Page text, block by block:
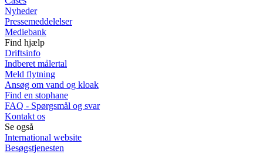
Nyheder
Pressemeddelelser
Mediebank
Find hjælp
Driftsinfo
Indberet målertal
Meld flytning
Ansøg om vand og kloak
Find en stophane
FAQ - Spørgsmål og svar
Kontakt os
Se også
International website
Besøgstjenesten